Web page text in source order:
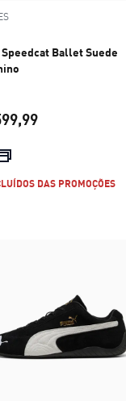
Ballet Suede
DAS PROMOÇÕES